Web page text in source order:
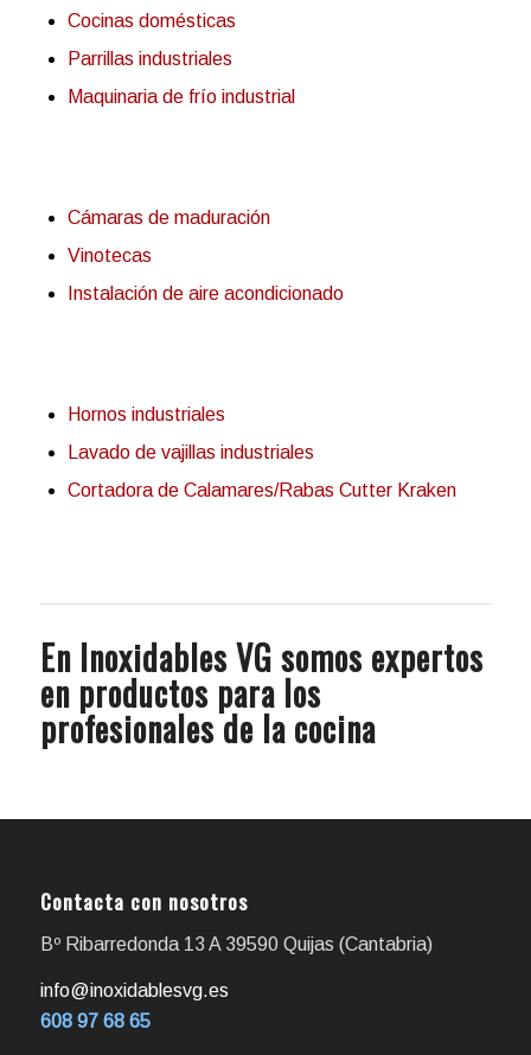
Cocinas domésticas
Parrillas industriales
Maquinaria de frío industrial
Cámaras de maduración
Vinotecas
Instalación de aire acondicionado
Hornos industriales
Lavado de vajillas industriales
Cortadora de Calamares/Rabas Cutter Kraken
En Inoxidables VG somos expertos
en productos para los
profesionales de la cocina
Contacta con nosotros
Bº Ribarredonda 13 A 39590 Quijas (Cantabria)
info@inoxidablesvg.es
608 97 68 65